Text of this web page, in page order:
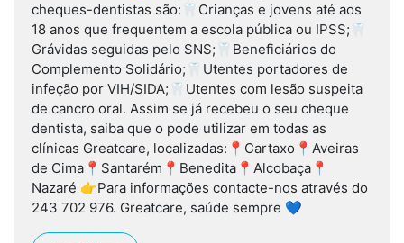
cheques-dentistas são:🦷Crianças e jovens até aos
18 anos que frequentem a escola pública ou IPSS;🦷
Grávidas seguidas pelo SNS;🦷Beneficiários do
Complemento Solidário;🦷Utentes portadores de
infeção por VIH/SIDA;🦷Utentes com lesão suspeita
de cancro oral. Assim se já recebeu o seu cheque
dentista, saiba que o pode utilizar em todas as
clínicas Greatcare, localizadas:📍Cartaxo📍Aveiras
de Cima📍Santarém📍Benedita📍Alcobaça📍
Nazaré 👉Para informações contacte-nos através do
243 702 976. Greatcare, saúde sempre 💙